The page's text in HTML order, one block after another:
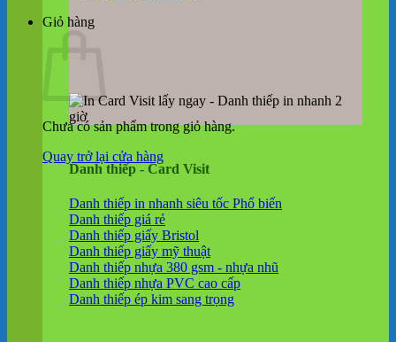
Giỏ hàng
Chưa có sản phẩm trong giỏ hàng.
Quay trở lại cửa hàng
Danh thiếp - Card Visit
Danh thiếp in nhanh siêu tốc
Danh thiếp giá rẻ
Danh thiếp giấy Bristol
Danh thiếp giấy mỹ thuật
Danh thiếp nhựa 380 gsm - nhựa nhũ
Danh thiếp nhựa PVC cao cấp
Danh thiếp ép kim sang trọng